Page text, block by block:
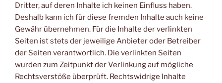
Dritter, auf deren Inhalte ich keinen Einfluss haben.
Deshalb kann ich für diese fremden Inhalte auch keine
Gewähr übernehmen. Für die Inhalte der verlinkten
Seiten ist stets der jeweilige Anbieter oder Betreiber
der Seiten verantwortlich. Die verlinkten Seiten
wurden zum Zeitpunkt der Verlinkung auf mögliche
Rechtsverstöße überprüft. Rechtswidrige Inhalte